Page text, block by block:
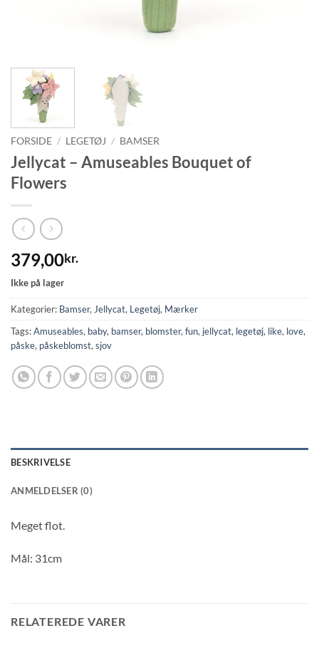
FORSIDE / LEGETØJ / BAMSER
Jellycat – Amuseables Bouquet of
Flowers
379,00kr.
Ikke på lager
Kategorier: Bamser, Jellycat, Legetøj, Mærker
Tags:Amuseables, baby, bamser, blomster, fun, jellycat, legetøj, like, love,
påske, påskeblomst, sjov
BESKRIVELSE
ANMELDELSER (0)
Meget flot.
Mål: 31cm
RELATEREDE VARER